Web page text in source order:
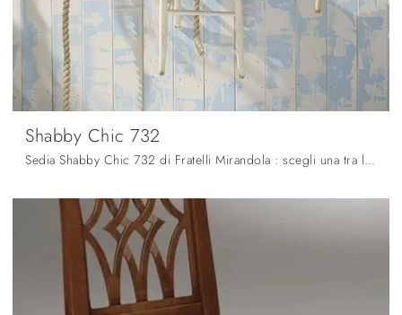
Shabby Chic 732
Sedia Shabby Chic 732 di Fratelli Mirandola : scegli una tra le più belle proposte dell'azienda, specialista del settore Arredamento Casa.